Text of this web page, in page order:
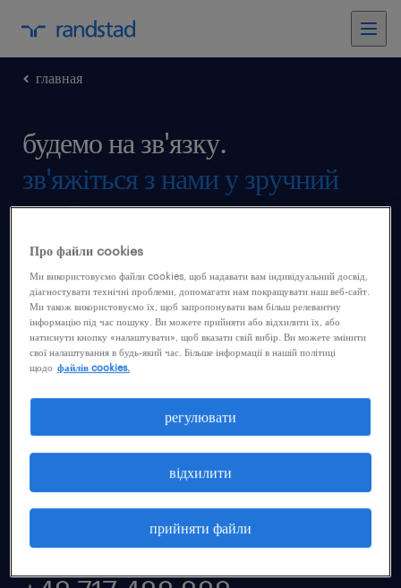
главная
будемо на зв'язку.
зв'яжіться з нами у зручний
для Вас час.
Про файли cookies
Ми використовуємо файли cookies, щоб надавати вам індивідуальний досвід,
діагностувати технічні проблеми, допомагати нам покращувати наш веб-сайт.
Ми також використовуємо їх, щоб запропонувати вам більш релевантну
інформацію під час пошуку. Ви можете прийняти або відхилити їх, або
натиснути кнопку «налаштувати», щоб вказати свій вибір. Ви можете змінити
свої налаштування в будь-який час. Більше інформації в нашій політиці
щодо файлів cookies.
прийняти файли
відхилити
регулювати